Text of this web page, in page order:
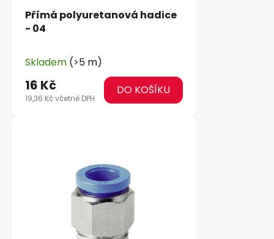
Přímá polyuretanová hadice
- 04
Skladem (>5 m)
19,36 Kč včetně DPH
16 Kč DO KOŠÍKU